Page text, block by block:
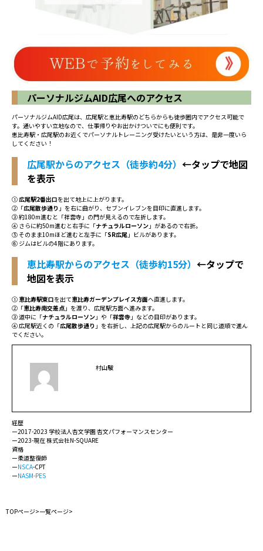
パーソナルジムAID広尾へのアクセス
パーソナルジムAID広尾は、広尾駅と恵比寿駅のどちらからも徒歩圏内でアクセス可能で
す。通いやすい立地なので、仕事帰りやお出かけついでにも便利です。
恵比寿駅・広尾駅のお近くでパーソナルトレーニング受けたいという方は、是非一度いら
してください！
広尾駅からのアクセス（徒歩約4分） ←タップで地図
を表示
①広尾駅2番出口を出て地上に上がります。
②「広尾散歩通り 」を右に曲がり、セブンイレブンを目印に直進します。
③ 約180m進むと「祥雲寺」の門が見えるので左折します。
④ さらに約50m進むと右手に「ナチュラルローソン 」があるので右折。
⑤ そのまま10mほど進むと左手に「SR広尾 」ビルがあります。
⑥ ジムはビルの4階にあります。
恵比寿駅からのアクセス（徒歩約15分） ←タップで
地図を表示
① 恵比寿駅東口を出て恵比寿ガーデンプレイス方面へ直進します。
②「恵比寿南交差点 」を渡り、広尾駅方面へ進みます。
③ 道中に「ナチュラルローソン 」や「祥雲寺 」などの目印があります。
④ 広尾駅近くの「広尾散歩通り 」を右折し、上記の広尾駅からのルートと同じ道順で進ん
でください。
村山駿
経歴
ー2017-2023 学校法人杏文学園 杏文パフォーマンスセンター
ー2023-現在 株式会社N-SQUARE
資格
ー柔道整復師
ーNSCA-CPT
ーNASM-PES
TOPページ>一覧ページ>